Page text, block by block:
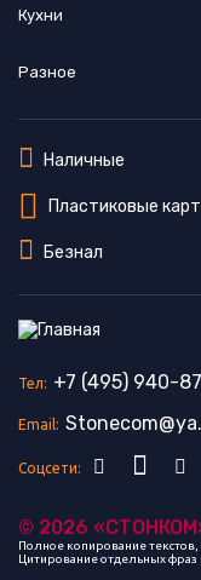
Кухни
Разное
Наличные
Пластиковые
Безнал
Тел: +7 (495) 940-
Email:
Соцсети:
© 2026
Полное копирование
Цитирование отдельных фраз